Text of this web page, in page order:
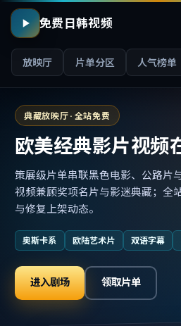
免费日韩视频
放映厅 片单分区 人气榜单
典藏放映厅 · 全站免费
欧美经典影片视频
策展级片单串联黑色电影、公路片
视频兼顾奖项名片与影迷典藏；全
与修复上架动态。
奥斯卡系 欧陆艺术片 双语字幕
进入剧场 领取片单